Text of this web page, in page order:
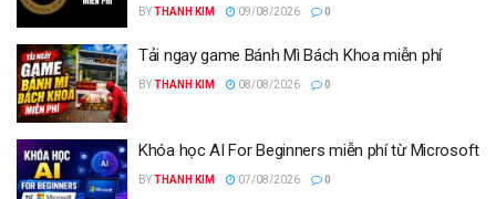
BYTHANH KIM 09/08/2026 0
Tải ngay game Bánh Mì Bách Khoa miễn phí
BYTHANH KIM 08/08/2026 0
Khóa học AI For Beginners miễn phí từ Microsoft
BYTHANH KIM 07/08/2026 0